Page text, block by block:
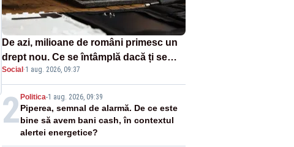
De azi, milioane de români primesc un
drept nou. Ce se întâmplă dacă ți se
strică un produs
Social ·1 aug. 2026, 09:37
2 Politica-1 aug. 2026, 09:39
Piperea, semnal de alarmă. De ce este
bine să avem bani cash, în contextul
alertei energetice?